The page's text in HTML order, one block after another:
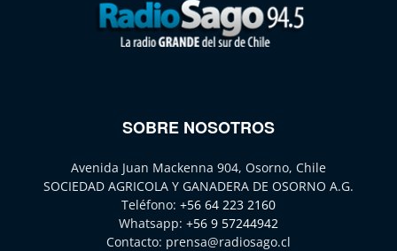
SOBRE NOSOTROS
Avenida Juan Mackenna 904, Osorno, Chile
SOCIEDAD AGRICOLA Y GANADERA DE OSORNO A.G.
Teléfono: +56 64 223 2160
Whatsapp: +56 9 57244942
Contacto: prensa@radiosago.cl